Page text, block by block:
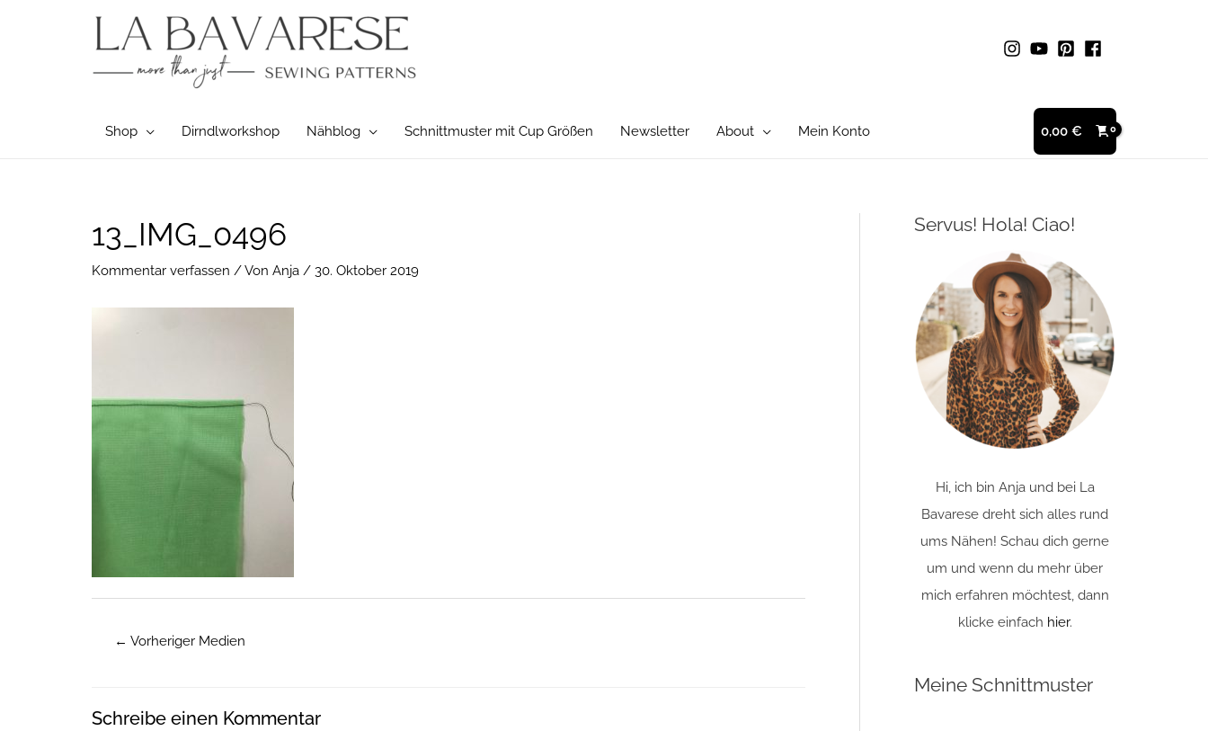
Shop Dirndlworkshop Nähblog Schnittmuster mit Cup Größen Newsletter About Mein Konto 0,00 €
13_IMG_0496
Kommentar verfassen / Von Anja / 30. Oktober 2019
Post
navigation
← Vorheriger Medien
Schreibe einen Kommentar
Servus! Hola! Ciao!
Hi, ich bin Anja und bei La
Bavarese dreht sich alles rund
ums Nähen! Schau dich gerne
um und wenn du mehr über
mich erfahren möchtest, dann
klicke einfach hier.
Meine Schnittmuster